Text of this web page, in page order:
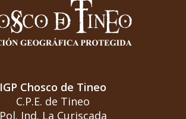
IGP Chosco de Tineo
C.P.E. de Tineo
Pol. Ind. La Curiscada